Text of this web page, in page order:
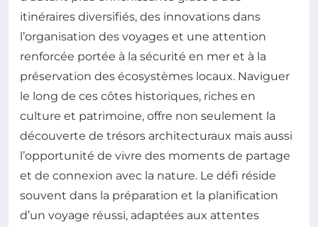
itinéraires diversifiés, des innovations dans
l’organisation des voyages et une attention
renforcée portée à la sécurité en mer et à la
préservation des écosystèmes locaux. Naviguer
le long de ces côtes historiques, riches en
culture et patrimoine, offre non seulement la
découverte de trésors architecturaux mais aussi
l’opportunité de vivre des moments de partage
et de connexion avec la nature. Le défi réside
souvent dans la préparation et la planification
d’un voyage réussi, adaptées aux attentes